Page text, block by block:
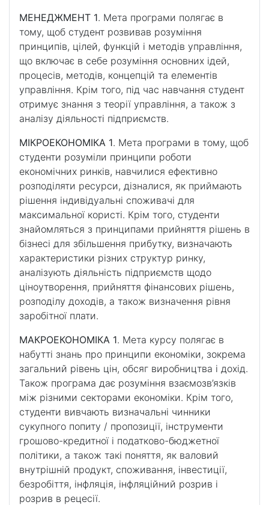
МЕНЕДЖМЕНТ 1. Мета програми полягає в
тому, щоб студент розвивав розуміння
принципів, цілей, функцій і методів управління,
що включає в себе розуміння основних ідей,
процесів, методів, концепцій та елементів
управління. Крім того, під час навчання студент
отримує знання з теорії управління, а також з
аналізу діяльності підприємств.
МІКРОЕКОНОМІКА 1. Мета програми в тому, щоб
студенти розуміли принципи роботи
економічних ринків, навчилися ефективно
розподіляти ресурси, дізналися, як приймають
рішення індивідуальні споживачі для
максимальної користі. Крім того, студенти
знайомляться з принципами прийняття рішень в
бізнесі для збільшення прибутку, визначають
характеристики різних структур ринку,
аналізують діяльність підприємств щодо
ціноутворення, прийняття фінансових рішень,
розподілу доходів, а також визначення рівня
заробітної плати.
МАКРОЕКОНОМІКА 1. Мета курсу полягає в
набутті знань про принципи економіки, зокрема
загальний рівень цін, обсяг виробництва і дохід.
Також програма дає розуміння взаємозв’язків
між різними секторами економіки. Крім того,
студенти вивчають визначальні чинники
сукупного попиту / пропозиції, інструменти
грошово-кредитної і податково-бюджетної
політики, а також такі поняття, як валовий
внутрішній продукт, споживання, інвестиції,
безробіття, інфляція, інфляційний розрив і
розрив в рецесії.